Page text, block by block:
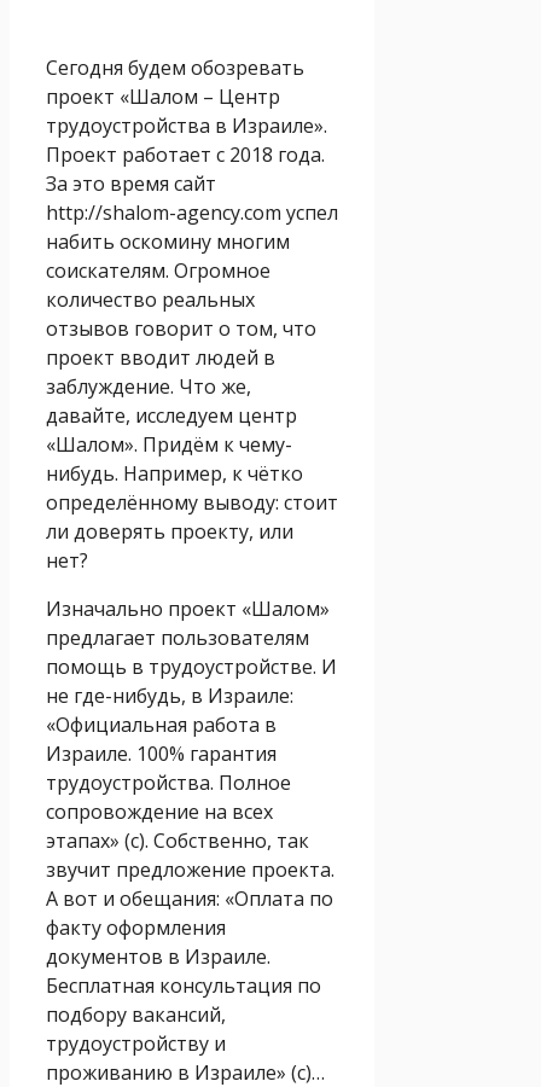
Сегодня будем обозревать
проект «Шалом – Центр
трудоустройства в Израиле».
Проект работает с 2018 года.
За это время сайт
http://shalom-agency.com успел
набить оскомину многим
соискателям. Огромное
количество реальных
отзывов говорит о том, что
проект вводит людей в
заблуждение. Что же,
давайте, исследуем центр
«Шалом». Придём к чему-
нибудь. Например, к чётко
определённому выводу: стоит
ли доверять проекту, или
нет?
Изначально проект «Шалом»
предлагает пользователям
помощь в трудоустройстве. И
не где-нибудь, в Израиле:
«Официальная работа в
Израиле. 100% гарантия
трудоустройства. Полное
сопровождение на всех
этапах» (с). Собственно, так
звучит предложение проекта.
А вот и обещания: «Оплата по
факту оформления
документов в Израиле.
Бесплатная консультация по
подбору вакансий,
трудоустройству и
проживанию в Израиле» (с)…